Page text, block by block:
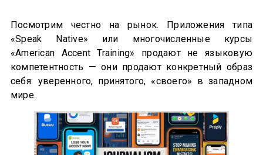
Посмотрим честно на рынок. Приложения типа
«Speak Native» или многочисленные курсы
«American Accent Training» продают не языковую
компетентность — они продают конкретный образ
себя: уверенного, принятого, «своего» в западном
мире.